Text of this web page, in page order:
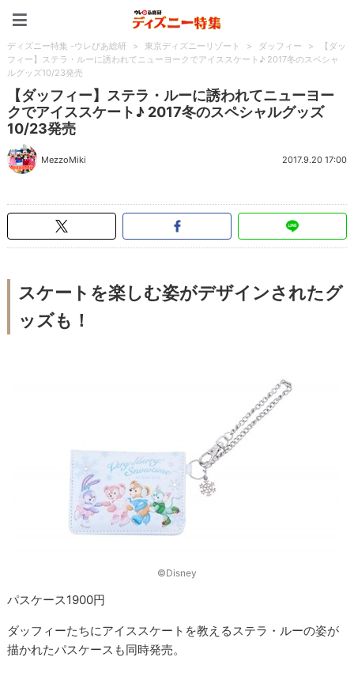
ディズニー特集 -ウレぴあ総研 > 東京ディズニーリゾート > ダッフィー >
【ダッ
フィー】ステラ・ルーに誘われてニューヨークでアイススケート♪ 2017冬のスペシャ
ルグッズ10/23発売
【ダッフィー】ステラ・ルーに誘われてニューヨー
クでアイススケート♪ 2017冬のスペシャルグッズ
10/23発売
MezzoMiki 2017.9.20 17:00
スケートを楽しむ姿がデザインされたグ
ッズも！
©Disney
パスケース1900円
ダッフィーたちにアイススケートを教えるステラ・ルーの姿が
描かれたパスケースも同時発売。